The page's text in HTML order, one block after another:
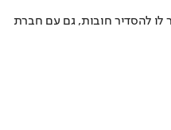
לו להסדיר חובות, גם עם חברת